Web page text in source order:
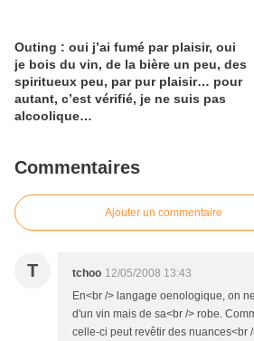
Outing : oui j’ai fumé par plaisir, oui
je bois du vin, de la bière un peu, des
spiritueux peu, par pur plaisir… pour
autant, c’est vérifié, je ne suis pas
alcoolique…
Commentaires
Ajouter un commentaire
T tchoo 12/05/2008 13:43
En<br /> langage oenologique, on
d'un vin mais de sa<br /> robe.
celle-ci peut revêtir des nuances<br